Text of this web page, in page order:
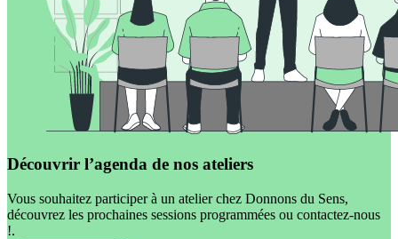
Découvrir l’agenda de nos ateliers
Vous souhaitez participer à un atelier chez Donnons du Sens,
découvrez les prochaines sessions programmées ou contactez-nous
!.